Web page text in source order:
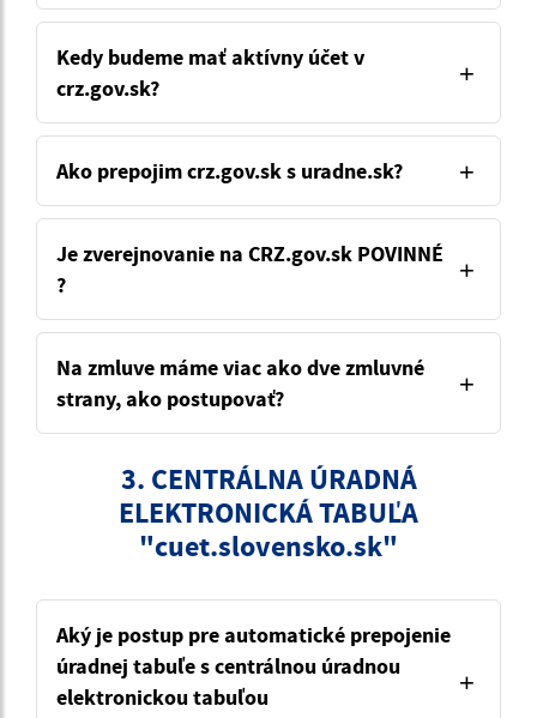
Kedy budeme mať aktívny účet v
crz.gov.sk?
Ako prepojim crz.gov.sk s uradne.sk?
Je zverejnovanie na CRZ.gov.sk POVINNÉ
?
Na zmluve máme viac ako dve zmluvné
strany, ako postupovať?
3. CENTRÁLNA ÚRADNÁ
ELEKTRONICKÁ TABUĽA
"cuet.slovensko.sk"
Aký je postup pre automatické prepojenie
úradnej tabuľe s centrálnou úradnou
elektronickou tabuľou